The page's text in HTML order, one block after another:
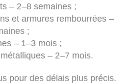
– 2–8 semaines ;
et armures rembourrées –
;
– 1–3 mois ;
– 2–7 mois.
pour des délais plus précis.